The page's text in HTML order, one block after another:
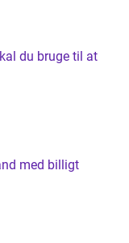
du bruge til at
med billigt